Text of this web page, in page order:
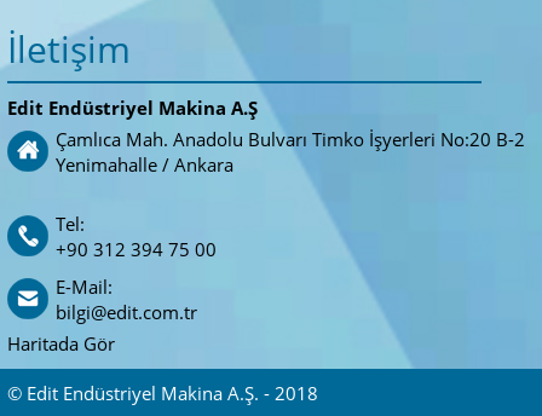
İletişim
Edit Endüstriyel Makina A.Ş
Çamlıca Mah. Anadolu Bulvarı Timko İşyerleri No:20 B-2
Yenimahalle / Ankara
Tel:
+90 312 394 75 00
E-Mail:
bilgi@edit.com.tr
Haritada Gör
© Edit Endüstriyel Makina A.Ş. - 2018